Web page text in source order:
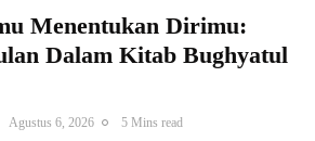
Menentukan Dirimu:
Dalam Kitab Bughyatul
Agustus 6, 2026 5 Mins read